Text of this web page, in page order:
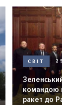
СВІТ
командою
ракет до